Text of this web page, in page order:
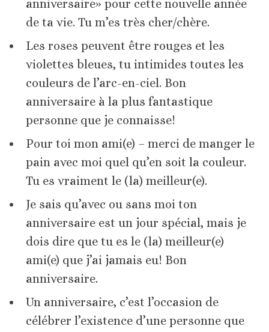
anniversaire» pour cette nouvelle année
de ta vie. Tu m’es très cher/chère.
Les roses peuvent être rouges et les
violettes bleues, tu intimides toutes les
couleurs de l’arc-en-ciel. Bon
anniversaire à la plus fantastique
personne que je connaisse!
Pour toi mon ami(e) – merci de manger le
pain avec moi quel qu’en soit la couleur.
Tu es vraiment le (la) meilleur(e).
Je sais qu’avec ou sans moi ton
anniversaire est un jour spécial, mais je
dois dire que tu es le (la) meilleur(e)
ami(e) que j’ai jamais eu! Bon
anniversaire.
Un anniversaire, c’est l’occasion de
célébrer l’existence d’une personne que